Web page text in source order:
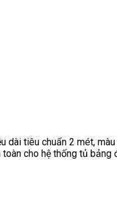
dài tiêu chuẩn 2 mét,
cho hệ thống tủ